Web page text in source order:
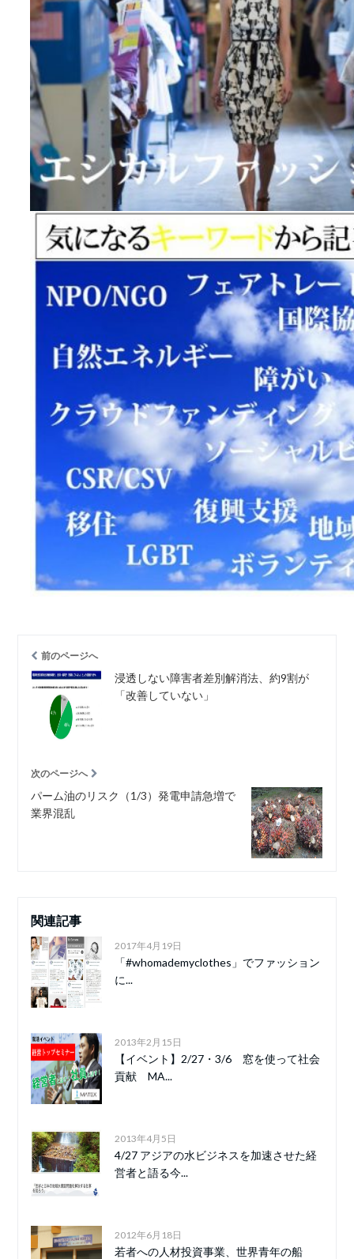
前のページへ
浸透しない障害者差別解消法、約9割が
「改善していない」
次のページへ
パーム油のリスク（1/3）発電申請急増で
業界混乱
関連記事
2017年4月19日
「#whomademyclothes」でファッション
に...
2013年2月15日
【イベント】2/27・3/6 窓を使って社会
貢献 MA...
2013年4月5日
4/27 アジアの水ビジネスを加速させた経
営者と語る今...
2012年6月18日
若者への人材投資事業、世界青年の船